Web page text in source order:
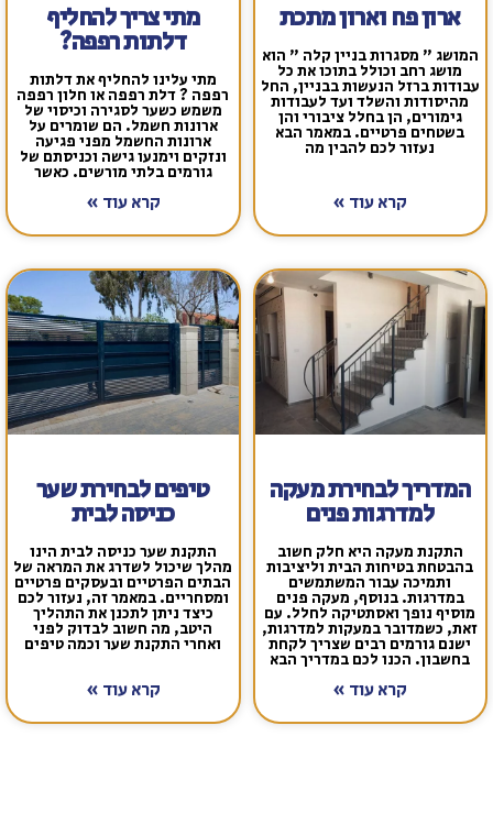
ארון פח וארון מתכת
" מסגרות בניין קלה " הוא
מושג רחב וכולל בתוכו את כל
ברזל הנעשות בבניין, החל
מהיסודות והשלד ועד לעבודות
גימורים, הן בחלל ציבורי והן
בשטחים פרטיים. במאמר הבא
נעזור לכם להבין מה
קרא עוד »
מתי צריך להחליף
דלתות רפפה?
מתי עלינו להחליף את דלתות
רפפה ? דלת רפפה או חלון רפפה
משמש כשער לסגירה וכיסוי של
ארונות חשמל. הם שומרים על
ארונות החשמל מפני פגיעה
ונזקים וימנעו גישה וכניסתם של
גורמים בלתי מורשים. כאשר
קרא עוד »
המדריך לבחירת מעקה
למדרגות פנים
התקנת מעקה היא חלק חשוב
בהבטחת בטיחות הבית וליציבות
ותמיכה עבור המשתמשים
במדרגות. בנוסף, מעקה פנים
נופך ואסתטיקה לחלל. עם
כשמדובר במעקות למדרגות,
ישנם גורמים רבים שצריך לקחת
בחשבון. הכנו לכם במדריך הבא
קרא עוד »
טיפים לבחירת שער
כניסה לבית
התקנת שער כניסה לבית הינו
מהלך שיכול לשדרג את המראה של
הבתים הפרטיים ובעסקים פרטיים
ומסחריים. במאמר זה, נעזור לכם
כיצד ניתן לתכנן את התהליך
היטב, מה חשוב לבדוק לפני
ואחרי התקנת שער וכמה טיפים
קרא עוד »